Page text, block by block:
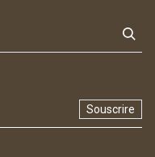
Souscrire